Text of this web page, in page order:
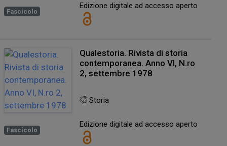
Fascicolo
Edizione digitale ad accesso aperto
Fascicolo
Qualestoria. Rivista di storia
contemporanea. Anno VI, N.ro
2, settembre 1978
Storia
Edizione digitale ad accesso aperto